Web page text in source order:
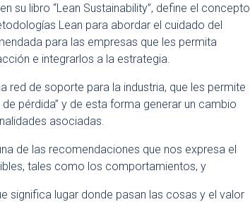
su libro “Lean Sustainability”, define el concepto
Lean para abordar el cuidado del
para las empresas que les permita
e integrarlos a la estrategia.
red de soporte para la industria, que les permite
pérdida” y de esta forma generar un cambio
asociadas.
de las recomendaciones que nos expresa el
tales como los comportamientos, y
significa lugar donde pasan las cosas y el valor